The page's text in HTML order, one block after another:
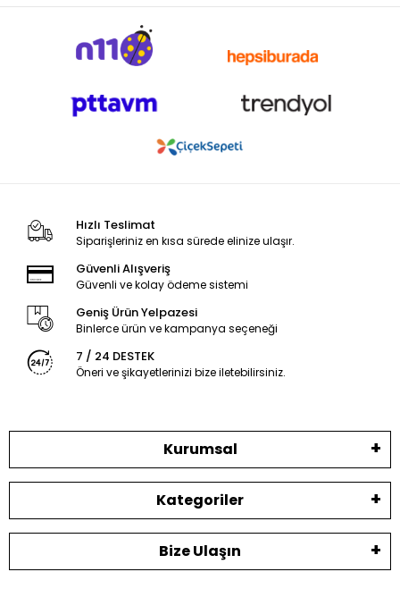
Hızlı Teslimat
Siparişleriniz en kısa sürede elinize ulaşır.
Güvenli Alışveriş
Güvenli ve kolay ödeme sistemi
Geniş Ürün Yelpazesi
Binlerce ürün ve kampanya seçeneği
7 / 24 DESTEK
Öneri ve şikayetlerinizi bize iletebilirsiniz.
Kurumsal
Kategoriler
Bize Ulaşın